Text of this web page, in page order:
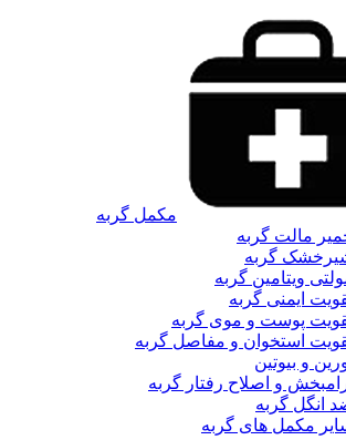
مکمل گربه
مالت گربه
گربه
ویتامین گربه
ایمنی گربه
پوست و موی گربه
استخوان و مفاصل گربه
و بیوتین
و اصلاح رفتار گربه
انگل گربه
مکمل های گربه